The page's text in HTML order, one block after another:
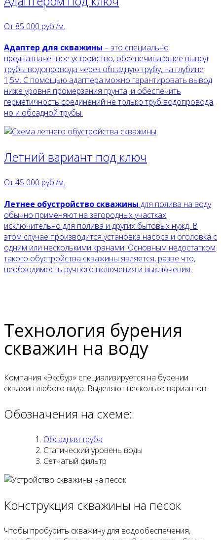
От 85 000 руб./м.
Адаптер для скважины – это специально
предназначенное устройство, обеспечивающее вывод
трубы водопровода через обсадную трубу, на глубине
1,5м. С помощью адаптера можно гарантировать вывод
ниже уровня промерзания грунта, и обеспечить
герметичность соединений не только труб водопровода,
но и обсадной трубы.
Летний вариант под ключ
От45 000 руб./м.
Летнее обустройство скважины для полива на воду
обычно применяют на загородных участках
исключительно для полива и других бытовых нужд. В
этом случае производится установка насоса и оголовка с
одним или несколькими кранами. Основным недостатком
такого обустройства скважины является, разве что,
необходимость ручного включения и выключения.
Технология бурения
скважин на воду
Компания «Эксбур» специализируется на бурении
скважин любого вида. Выделяют несколько вариантов.
Обозначения на схеме:
Обсадная труба
Статический уровень воды
Сетчатый фильтр
Конструкция скважины на песок
Чтобы пробурить скважину для водообеспечения,